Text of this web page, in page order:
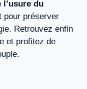
du
pour préserver
Retrouvez enfin
et profitez de